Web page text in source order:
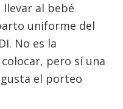
al bebé
uniforme del
No es la
pero sí una
el porteo